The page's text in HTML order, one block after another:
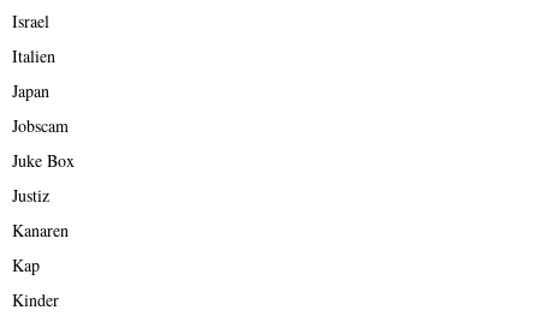
Israel
Italien
Japan
Jobscam
Juke Box
Justiz
Kanaren
Kap
Kinder